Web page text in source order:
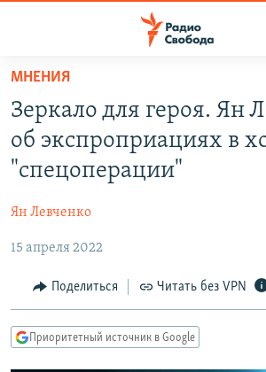
упрощенного
доступа
Вернуться
основному
Вернутся
навигации
Вернутся
поиску
ПОДКАСТЫ
АВТОРСКИЕ ПРОЕКТЫ
МНЕНИЯ
КУЛЬТУРА
IDEL.РЕАЛИИ
СЕВЕР.РЕАЛИИ
МНЕНИЯ
Зеркало для героя. Ян
об экспроприациях в
"спецоперации"
Ян Левченко
15 апреля 2022
Поделиться Читать без VPN
Приоритетный источник в Google